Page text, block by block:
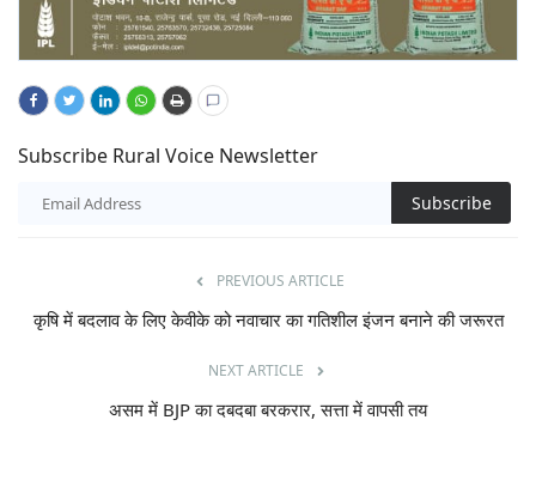
Subscribe Rural Voice Newsletter
Subscribe
PREVIOUS ARTICLE
कृषि में बदलाव के लिए केवीके को नवाचार का गतिशील इंजन बनाने की जरूरत
NEXT ARTICLE
असम में BJP का दबदबा बरकरार, सत्ता में वापसी तय